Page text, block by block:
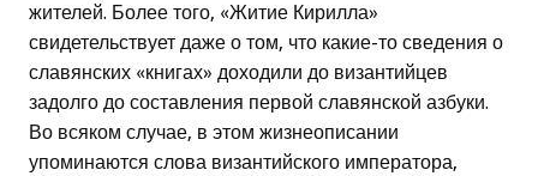
жителей. Более того, «Житие Кирилла»
свидетельствует даже о том, что какие-то сведения о
славянских «книгах» доходили до византийцев
задолго до составления первой славянской азбуки.
Во всяком случае, в этом жизнеописании
упоминаются слова византийского императора,